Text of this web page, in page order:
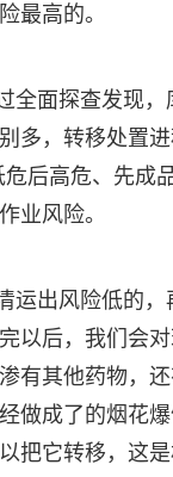
最高的。
全面探查发现，
多，转移处置
后高危、先成
业风险。
运出风险低的
以后，我们会
有其他药物，
做成了的烟花
把它转移，这